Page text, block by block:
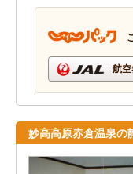
航
妙高高原赤倉温泉の